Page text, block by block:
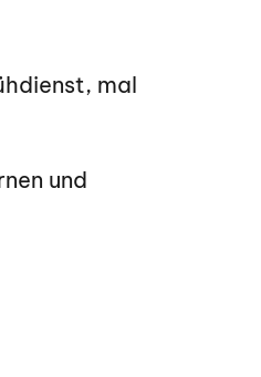
mal
und